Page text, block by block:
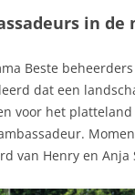
in de
Beste
dat een
voor het
van Henry en Anja